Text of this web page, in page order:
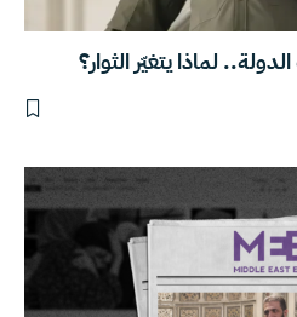
لماذا يتغيّر الثوار؟